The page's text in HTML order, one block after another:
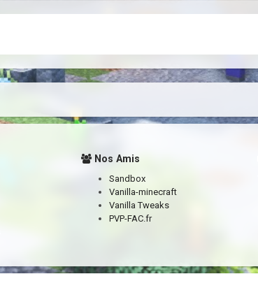
Nos Amis
Sandbox
Vanilla-minecraft
Vanilla Tweaks
PVP-FAC.fr